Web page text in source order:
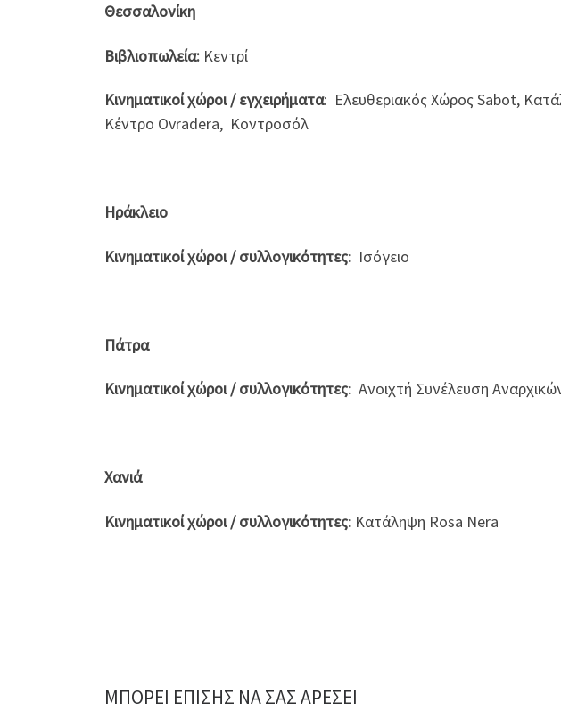
Θεσσαλονίκη
Βιβλιοπωλεία: Κεντρί
Κινηματικοί χώροι / εγχειρήματα: Ελευθεριακός Χώρος Sabot,
Κέντρο Ovradera, Κοντροσόλ
Ηράκλειο
Κινηματικοί χώροι / συλλογικότητες: Ισόγειο
Πάτρα
Κινηματικοί χώροι / συλλογικότητες: Ανοιχτή Συνέλευση
Χανιά
Κινηματικοί χώροι / συλλογικότητες: Κατάληψη Rosa Nera
ΜΠΟΡΕΊ ΕΠΊΣΗΣ ΝΑ ΣΑΣ ΑΡΈΣΕΙ